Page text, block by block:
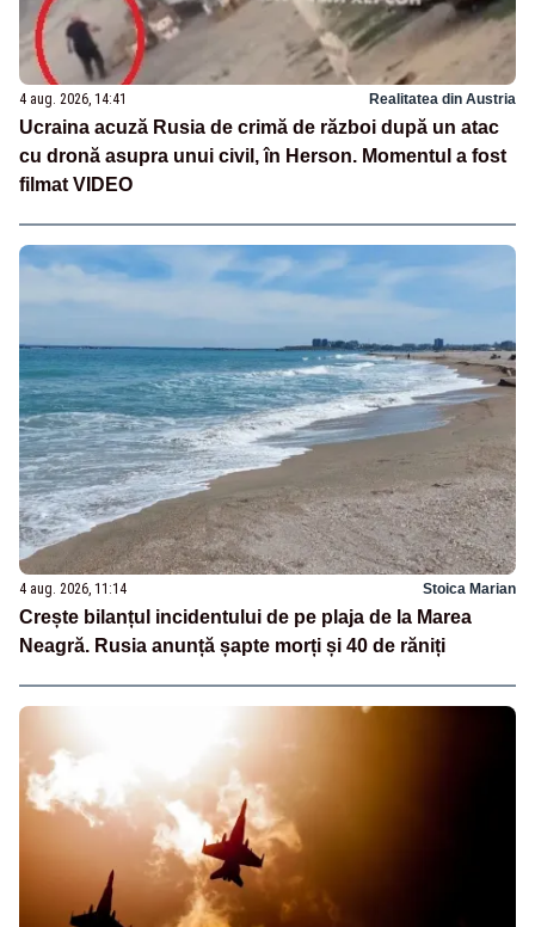
4 aug. 2026, 14:41 Realitatea din Austria
Ucraina acuză Rusia de crimă de război după un atac
cu dronă asupra unui civil, în Herson. Momentul a fost
filmat VIDEO
4 aug. 2026, 11:14 Stoica Marian
Crește bilanțul incidentului de pe plaja de la Marea
Neagră. Rusia anunță șapte morți și 40 de răniți